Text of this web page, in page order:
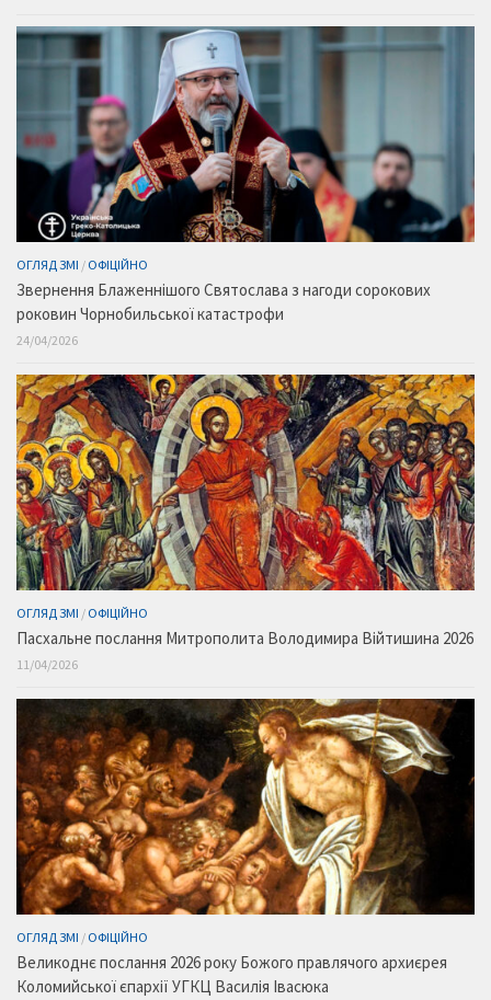
ОГЛЯД ЗМІ / ОФІЦІЙНО
Звернення Блаженнішого Святослава з нагоди сорокових
роковин Чорнобильської катастрофи
24/04/2026
ОГЛЯД ЗМІ / ОФІЦІЙНО
Пасхальне послання Митрополита Володимира Війтишина 2026
11/04/2026
ОГЛЯД ЗМІ / ОФІЦІЙНО
Великоднє послання 2026 року Божого правлячого архиєрея
Коломийської єпархії УГКЦ Василія Івасюка